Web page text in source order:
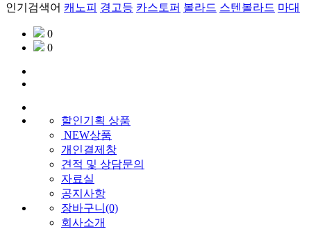
인기검색어 캐노피 경고등 카스토퍼 볼라드 스텐볼라드 마대
0
0
할인기획 상품
NEW상품
개인결제창
견적 및 상담문의
자료실
공지사항
장바구니(0)
회사소개